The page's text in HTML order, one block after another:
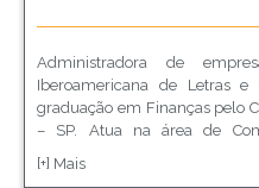
Administradora de
Iberoamericana de Letras
graduação em Finanças pelo
– SP. Atua na área de
conhecimentos sobre
[+] Mais